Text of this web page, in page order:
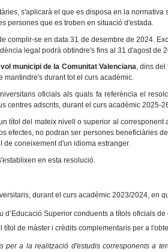
s'aplicarà el que es disposa en la normativa
persones que es troben en situació d'estada.
se en data 31 de desembre de 2024.
legal podrà obtindre's fins al 31 d'agost de
municipi de la Comunitat Valenciana, dins del
mantindre's durant tot el curs acadèmic.
oficials als quals fa referència el
centres adscrits, durant el curs acadèmic 2025-
títol del mateix nivell o superior al corresponent
efectes, no podran ser persones beneficiàries
de coneixement d'un idioma estranger.
en esta resolució.
durant el curs acadèmic 2023/2024, en
d’Educació Superior conduents a títols oficials de
títol de màster i crèdits complementaris per a
a la realització d'estudis corresponents a